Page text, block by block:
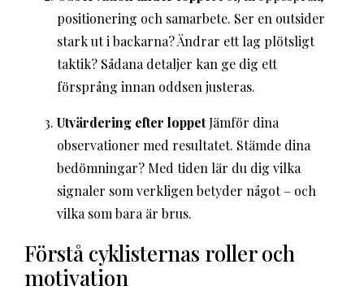
positionering och samarbete. Ser en outsider
stark ut i backarna? Ändrar ett lag plötsligt
taktik? Sådana detaljer kan ge dig ett
försprång innan oddsen justeras.
Utvärdering efter loppetJämför dina
observationer med resultatet. Stämde dina
bedömningar? Med tiden lär du dig vilka
signaler som verkligen betyder något – och
vilka som bara är brus.
Förstå cyklisternas roller och
motivation